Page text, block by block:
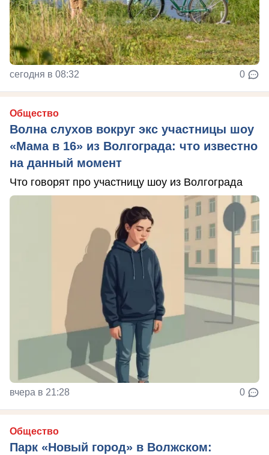
сегодня в 08:32 0
Общество
Волна слухов вокруг экс участницы шоу
«Мама в 16» из Волгограда: что известно
на данный момент
Что говорят про участницу шоу из Волгограда
вчера в 21:28 0
Общество
Парк «Новый город» в Волжском: